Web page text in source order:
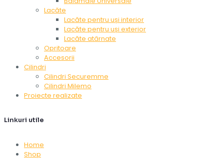
Lacăte
Lacăte pentru uși interior
Lacăte pentru uși exterior
Lacăte atârnate
Opritoare
Accesorii
Cilindri
Cilindri Securemme
Cilindri Milemo
Proiecte realizate
Linkuri utile
Home
Shop